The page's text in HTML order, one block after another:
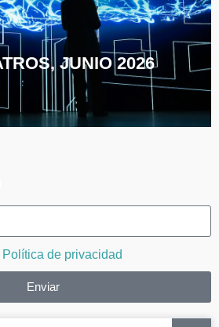
JUNIO 2026
Política de privacidad
Enviar